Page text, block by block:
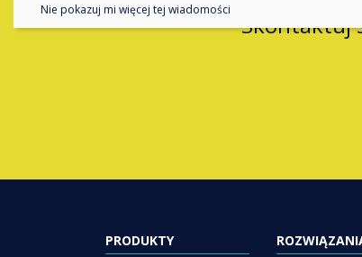
Skontaktuj
PRODUKTY
Nie pokazuj mi więcej tej wiadomości